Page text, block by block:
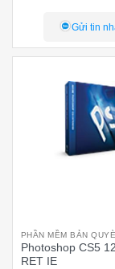
Gửi tin
PHẦN MỀM BẢN
Photoshop CS5
RET IE